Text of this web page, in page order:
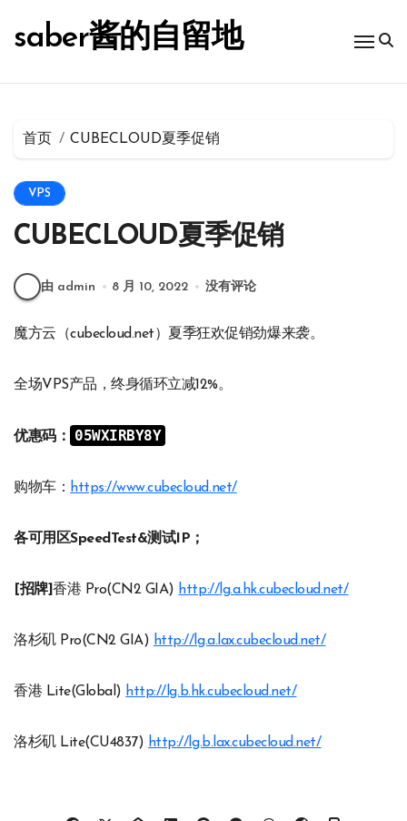
saber酱的自留地
首页 CUBECLOUD夏季促销
VPS
CUBECLOUD夏季促销
由 admin 8 月 10, 2022 没有评论
魔方云（cubecloud.net）夏季狂欢促销劲爆来袭。
全场VPS产品，终身循环立减12%。
优惠码： 05WXIRBY8Y
购物车： https://www.cubecloud.net/
各可用区SpeedTest&测试IP；
[招牌]香港 Pro(CN2 GIA) http://lg.a.hk.cubecloud.net/
洛杉矶 Pro(CN2 GIA) http://lg.a.lax.cubecloud.net/
香港 Lite(Global) http://lg.b.hk.cubecloud.net/
洛杉矶 Lite(CU4837) http://lg.b.lax.cubecloud.net/